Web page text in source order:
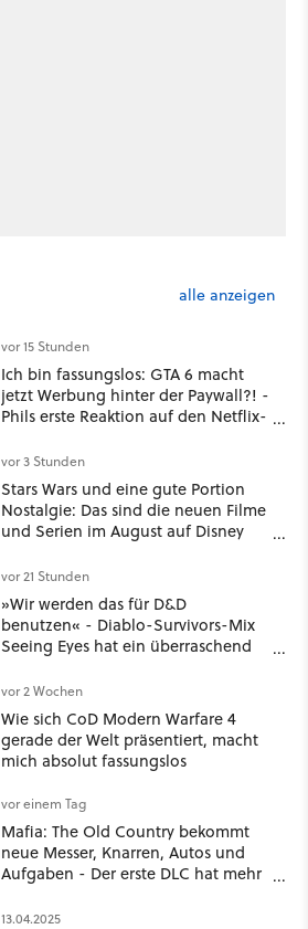
alle anzeigen
vor 15 Stunden
Ich bin fassungslos: GTA 6 macht
jetzt Werbung hinter der Paywall?! -
Phils erste Reaktion auf den Netflix-
vor 3 Stunden
Stars Wars und eine gute Portion
Nostalgie: Das sind die neuen Filme
und Serien im August auf Disney
vor 21 Stunden
»Wir werden das für D&D
benutzen« - Diablo-Survivors-Mix
Seeing Eyes hat ein überraschend
vor 2 Wochen
Wie sich CoD Modern Warfare 4
gerade der Welt präsentiert, macht
mich absolut fassungslos
vor einem Tag
Mafia: The Old Country bekommt
neue Messer, Knarren, Autos und
Aufgaben - Der erste DLC hat mehr
13.04.2025